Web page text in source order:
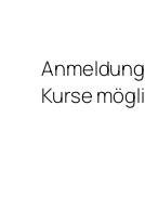
Kurse